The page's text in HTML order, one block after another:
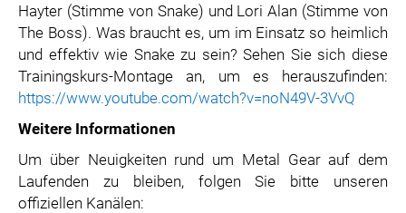
Hayter (Stimme von Snake) und Lori Alan (Stimme von
The Boss). Was braucht es, um im Einsatz so heimlich
und effektiv wie Snake zu sein? Sehen Sie sich diese
Trainingskurs-Montage an, um es herauszufinden:
https://www.youtube.com/watch?v=noN49V-3VvQ
Weitere Informationen
Um über Neuigkeiten rund um Metal Gear auf dem
Laufenden zu bleiben, folgen Sie bitte unseren
offiziellen Kanälen: